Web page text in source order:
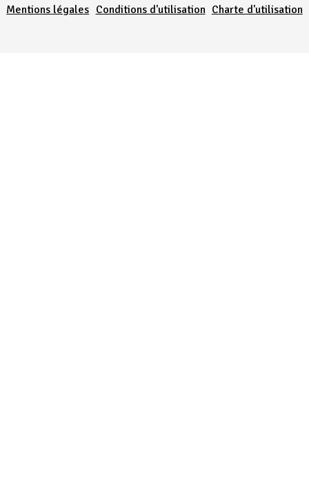
Mentions légales Conditions d'utilisation Charte d'utilisation